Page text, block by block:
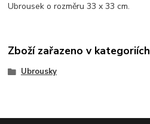
Ubrousek o rozměru 33 x 33 cm.
Zboží zařazeno v kategoriích
Ubrousky